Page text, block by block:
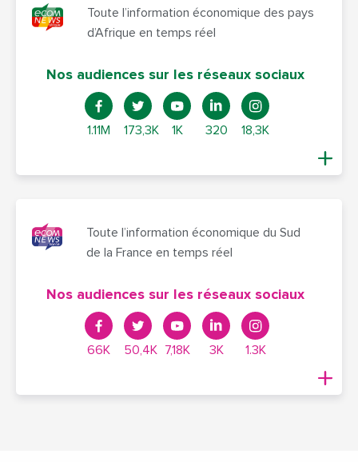
Toute l’information économique des pays
d’Afrique en temps réel
Nos audiences sur les réseaux sociaux
1.11M 173,3K 1K 320 18,3K
Toute l’information économique du Sud
de la France en temps réel
Nos audiences sur les réseaux sociaux
66K 50,4K 7,18K 3K 1.3K